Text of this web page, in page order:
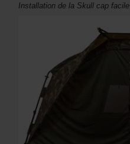
Installation de la Skull cap facile